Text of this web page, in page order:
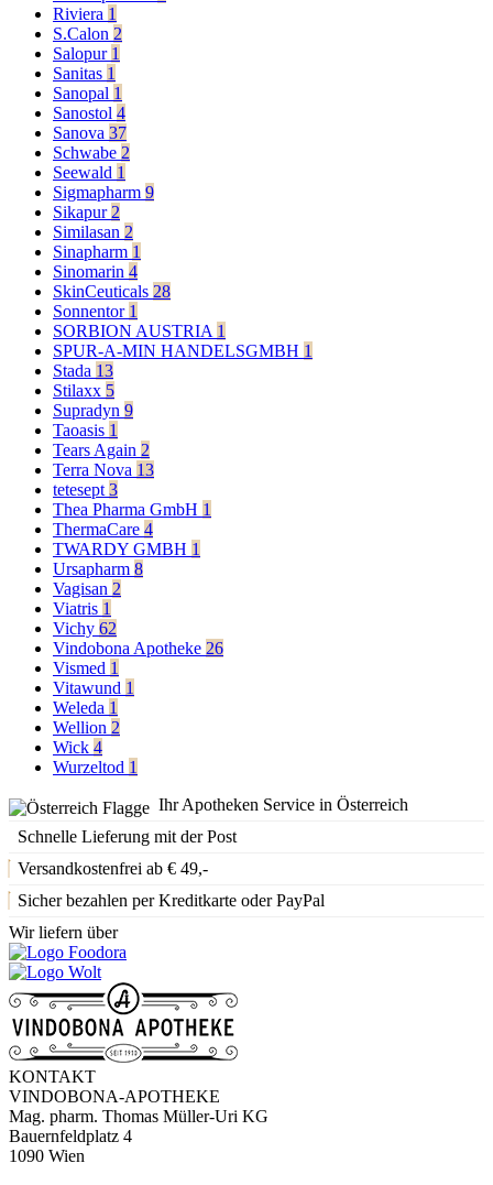
Riviera 1
S.Calon 2
Salopur 1
Sanitas 1
Sanopal 1
Sanostol 4
Sanova 37
Schwabe 2
Seewald 1
Sigmapharm 9
Sikapur 2
Similasan 2
Sinapharm 1
Sinomarin 4
SkinCeuticals 28
Sonnentor 1
SORBION AUSTRIA 1
SPUR-A-MIN HANDELSGMBH 1
Stada 13
Stilaxx 5
Supradyn 9
Taoasis 1
Tears Again 2
Terra Nova 13
tetesept 3
Thea Pharma GmbH 1
ThermaCare 4
TWARDY GMBH 1
Ursapharm 8
Vagisan 2
Viatris 1
Vichy 62
Vindobona Apotheke 26
Vismed 1
Vitawund 1
Weleda 1
Wellion 2
Wick 4
Wurzeltod 1
Ihr Apotheken Service in Österreich
Schnelle Lieferung mit der Post
Versandkostenfrei ab € 49,-
Sicher bezahlen per Kreditkarte oder PayPal
Wir liefern über
KONTAKT
VINDOBONA-APOTHEKE
Mag. pharm. Thomas Müller-Uri KG
Bauernfeldplatz 4
1090 Wien